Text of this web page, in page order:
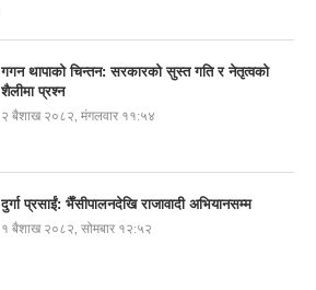
गगन थापाको चिन्तन: सरकारको सुस्त गति र नेतृत्वको
शैलीमा प्रश्न
२ बैशाख २०८२, मंगलवार ११:५४
दुर्गा प्रसाईं: भैँसीपालनदेखि राजावादी अभियानसम्म
१ बैशाख २०८२, सोमबार १२:५२